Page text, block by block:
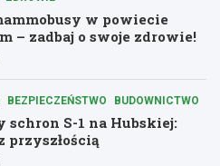
w powiecie
– zadbaj o swoje zdrowie!
BEZPIECZEŃSTWO BUDOWNICTWO
schron S-1 na Hubskiej:
przyszłością